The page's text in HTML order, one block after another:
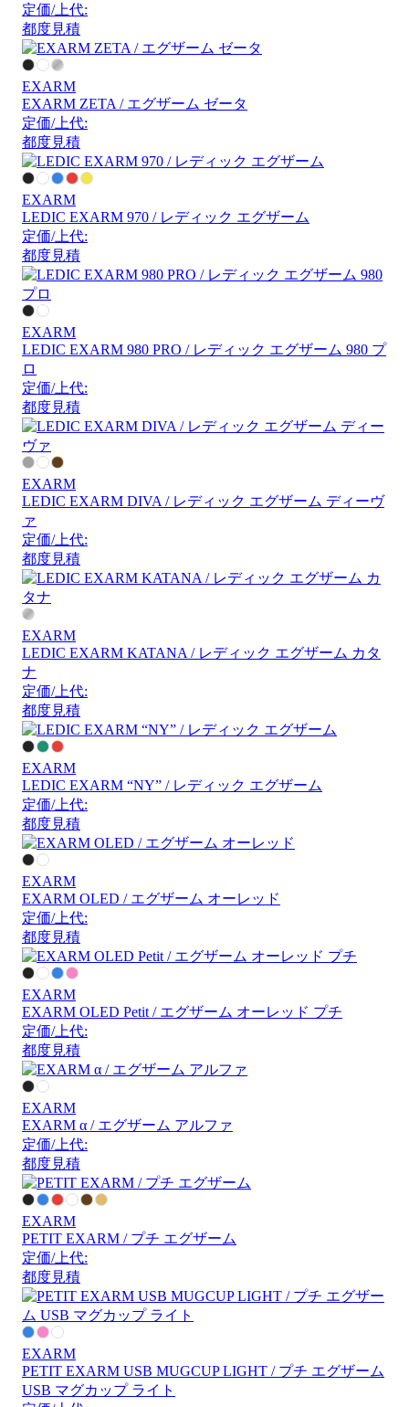
定価/上代:
都度見積
EXARM
EXARM ZETA / エグザーム ゼータ
定価/上代:
都度見積
EXARM
LEDIC EXARM 970 / レディック エグザーム
定価/上代:
都度見積
EXARM
LEDIC EXARM 980 PRO / レディック エグザーム 980 プ
ロ
定価/上代:
都度見積
EXARM
LEDIC EXARM DIVA / レディック エグザーム ディーヴ
ァ
定価/上代:
都度見積
EXARM
LEDIC EXARM KATANA / レディック エグザーム カタ
ナ
定価/上代:
都度見積
EXARM
LEDIC EXARM “NY” / レディック エグザーム
定価/上代:
都度見積
EXARM
EXARM OLED / エグザーム オーレッド
定価/上代:
都度見積
EXARM
EXARM OLED Petit / エグザーム オーレッド プチ
定価/上代:
都度見積
EXARM
EXARM α / エグザーム アルファ
定価/上代:
都度見積
EXARM
PETIT EXARM / プチ エグザーム
定価/上代:
都度見積
EXARM
PETIT EXARM USB MUGCUP LIGHT / プチ エグザーム
USB マグカップ ライト